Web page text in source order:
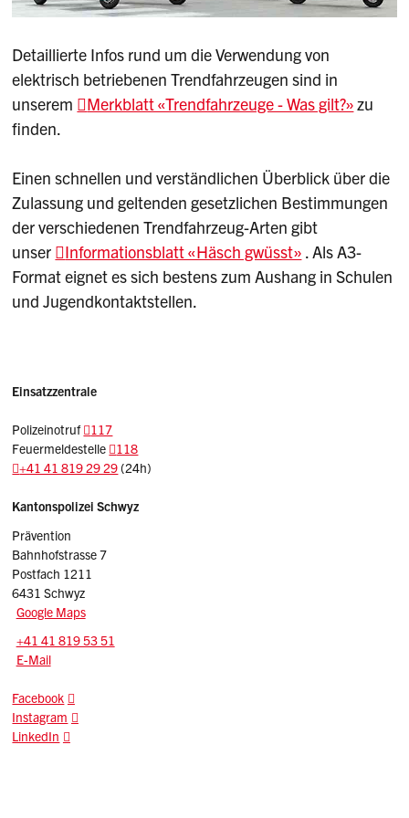
Detaillierte Infos rund um die Verwendung von
elektrisch betriebenen Trendfahrzeugen sind in
unserem
Merkblatt «Trendfahrzeuge - Was gilt?»zu
finden.
Einen schnellen und verständlichen Überblick über die
Zulassung und geltenden gesetzlichen Bestimmungen
der verschiedenen Trendfahrzeug-Arten gibt
unser
Informationsblatt «Häsch gwüsst» . Als A3-
Format eignet es sich bestens zum Aushang in Schulen
und Jugendkontaktstellen.
Einsatzzentrale
Polizeinotruf
117
Feuermeldestelle
118
+41 41 819 29 29(24h)
Sidebar
Adresse
Kantonspolizei Schwyz
Prävention
Bahnhofstrasse 7
Postfach 1211
6431 Schwyz
Google Maps
Tel.:
+41 41 819 53 51
E-Mail: praevention.kapo
E-Mail
Facebook
Instagram
LinkedIn